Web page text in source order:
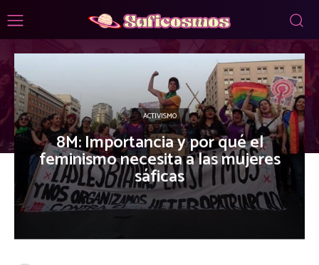
ACTIVISMO
8M: Importancia y por qué el
feminismo necesita a las mujeres
sáficas